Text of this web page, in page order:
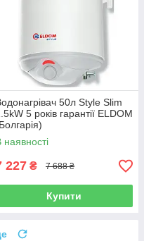
50л Style Slim
5 років гарантії ELDOM
наявності
227 ₴ 7 688 ₴
Купити